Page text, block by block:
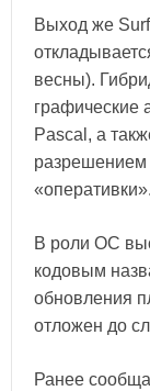
Выход же
весны).
графические
Pascal, а
разрешением
«оперативки».
В роли ОС
кодовым
обновления
отложен до
Ранее